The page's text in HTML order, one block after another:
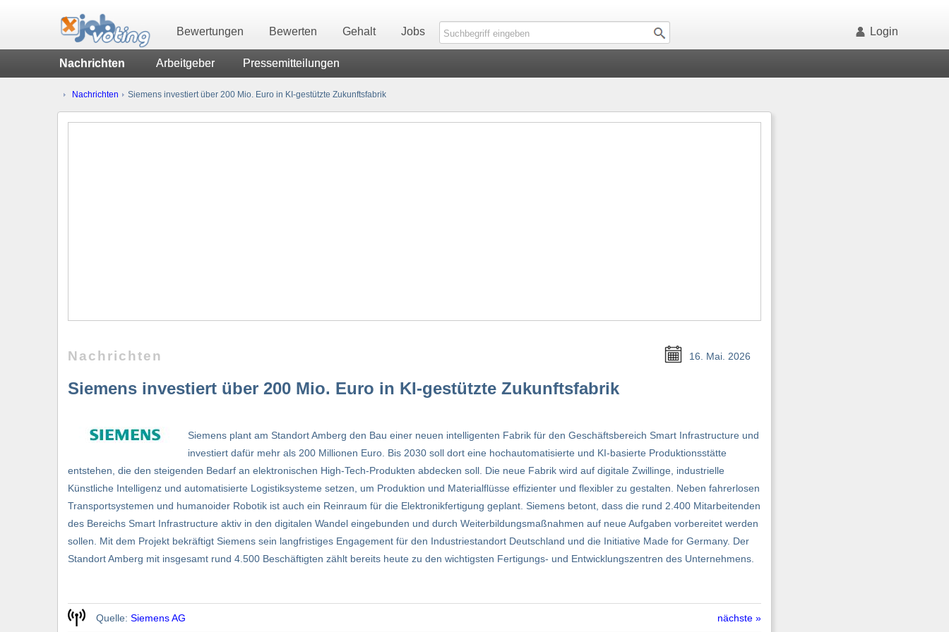
Bewertungen Bewerten Gehalt Jobs Login
Nachrichten Arbeitgeber Pressemitteilungen
Nachrichten Siemens investiert über 200 Mio. Euro in KI-gestützte Zukunftsfabrik
Nachrichten 16. Mai. 2026
Siemens investiert über 200 Mio. Euro in KI-gestützte Zukunftsfabrik
Siemens plant am Standort Amberg den Bau einer neuen intelligenten Fabrik für den Geschäftsbereich Smart Infrastructure und
investiert dafür mehr als 200 Millionen Euro. Bis 2030 soll dort eine hochautomatisierte und KI-basierte Produktionsstätte
entstehen, die den steigenden Bedarf an elektronischen High-Tech-Produkten abdecken soll. Die neue Fabrik wird auf digitale Zwillinge, industrielle
Künstliche Intelligenz und automatisierte Logistiksysteme setzen, um Produktion und Materialflüsse effizienter und flexibler zu gestalten. Neben fahrerlosen
Transportsystemen und humanoider Robotik ist auch ein Reinraum für die Elektronikfertigung geplant. Siemens betont, dass die rund 2.400 Mitarbeitenden
des Bereichs Smart Infrastructure aktiv in den digitalen Wandel eingebunden und durch Weiterbildungsmaßnahmen auf neue Aufgaben vorbereitet werden
sollen. Mit dem Projekt bekräftigt Siemens sein langfristiges Engagement für den Industriestandort Deutschland und die Initiative Made for Germany. Der
Standort Amberg mit insgesamt rund 4.500 Beschäftigten zählt bereits heute zu den wichtigsten Fertigungs- und Entwicklungszentren des Unternehmens.
Quelle: Siemens AG nächste »